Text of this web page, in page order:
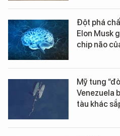
Đột phá
Elon Musk
chip não
Mỹ tung
Venezuela
tàu khác